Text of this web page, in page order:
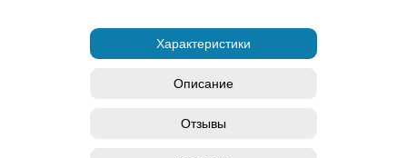
Характеристики
Описание
Отзывы